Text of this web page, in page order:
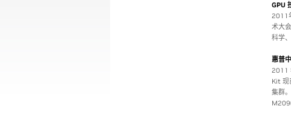
GPU
2011
术大
科学
惠普
2011
Kit 现
集群